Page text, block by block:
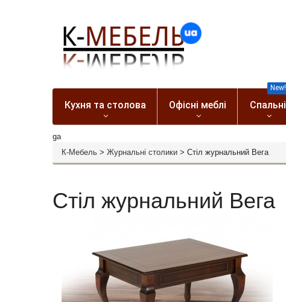
Кухня та столова Офісні меблі Спальні
New!
ga
К-Мебель > Журнальні столики > Стіл журнальний Вега
Стіл журнальний Вега